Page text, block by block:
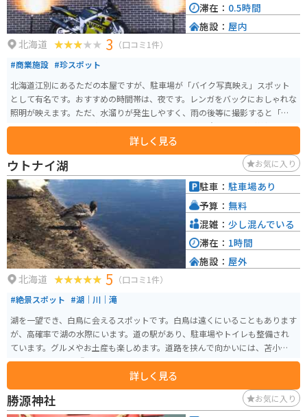
ど透明度が高く、泳いでいる魚が見えます。近隣には温泉が豊富にあるの
で、外で冷えた体を温めることもできます。
北海道 3 （口コミ1件）
#商業施設 #珍スポット
北海道江別にあるただの本屋ですが、駐車場が「バイク写真映え」スポット
として有名です。おすすめの時間帯は、夜です。レンガをバックにおしゃれな
照明が映えます。ただ、水溜りが発生しやすく、雨の後等に撮影すると「オ
イル漏れ」みたいな写真ができてしまいますのでご注意ください（笑）。
詳しく見る
滞在： 0.5時間
施設： 屋内
ウトナイ湖 お気に入り
北海道 5 （口コミ1件）
#絶景スポット #湖｜川｜滝
湖を一望でき、白鳥に会えるスポットです。白鳥は遠くにいることもあります
が、高確率で湖の水際にいます。道の駅があり、駐車場やトイレも整備され
ています。グルメやお土産も楽しめます。道路を挟んで向かいには、苫小牧市
ならではのパン屋『三ツ星』もあります。
詳しく見る
駐車： 駐車場あり
予算： 無料
混雑： 少し混んでいる
滞在： 1時間
施設： 屋外
勝源神社 お気に入り